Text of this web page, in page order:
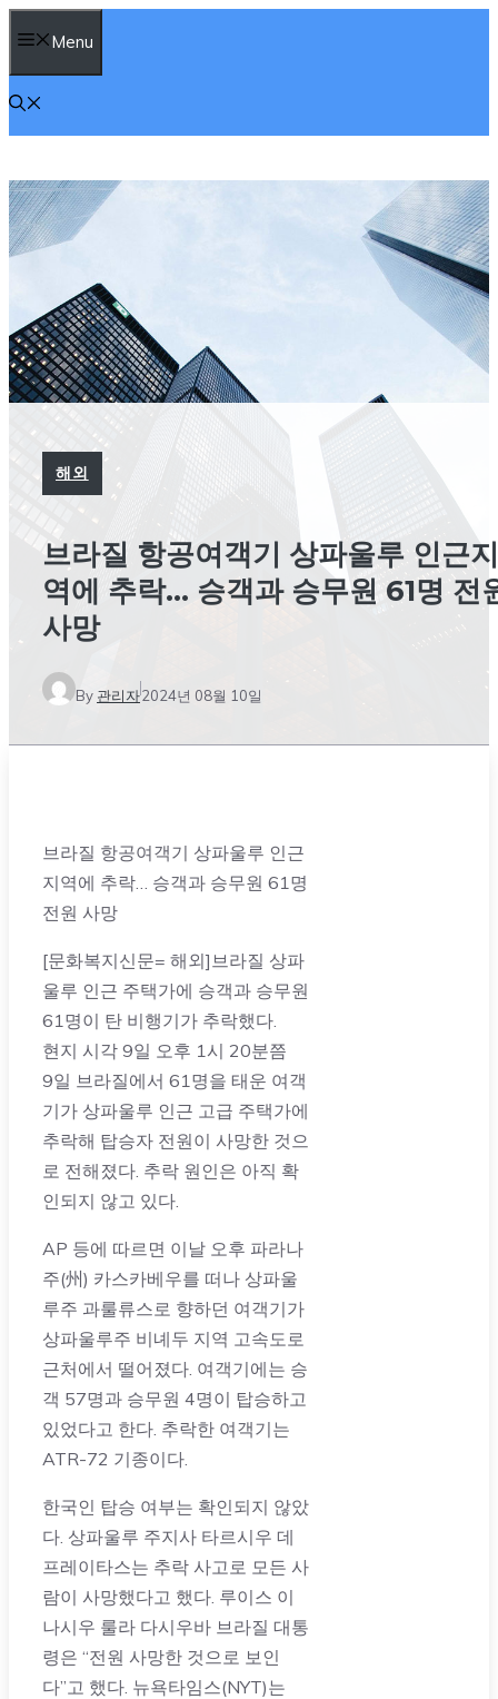
텐
츠
로
건
뛰
기
Menu
해외
브라질 항공여객기 상파울루 인근지
역에 추락… 승객과 승무원 61명 전
사망
By 관리자2024년 08월 10일
브라질 항공여객기 상파울루 인근
지역에 추락… 승객과 승무원 61명
전원 사망
[문화복지신문= 해외]브라질 상파
울루 인근 주택가에 승객과 승무원
61명이 탄 비행기가 추락했다.
현지 시각 9일 오후 1시 20분쯤
9일 브라질에서 61명을 태운 여객
기가 상파울루 인근 고급 주택가에
추락해 탑승자 전원이 사망한 것으
로 전해졌다. 추락 원인은 아직 확
인되지 않고 있다.
AP 등에 따르면 이날 오후 파라나
주(州) 카스카베우를 떠나 상파울
루주 과룰류스로 향하던 여객기가
상파울루주 비녜두 지역 고속도로
근처에서 떨어졌다. 여객기에는 승
객 57명과 승무원 4명이 탑승하고
있었다고 한다. 추락한 여객기는
ATR-72 기종이다.
한국인 탑승 여부는 확인되지 않았
다. 상파울루 주지사 타르시우 데
프레이타스는 추락 사고로 모든 사
람이 사망했다고 했다. 루이스 이
나시우 룰라 다시우바 브라질 대통
령은 “전원 사망한 것으로 보인
다”고 했다. 뉴욕타임스(NYT)는